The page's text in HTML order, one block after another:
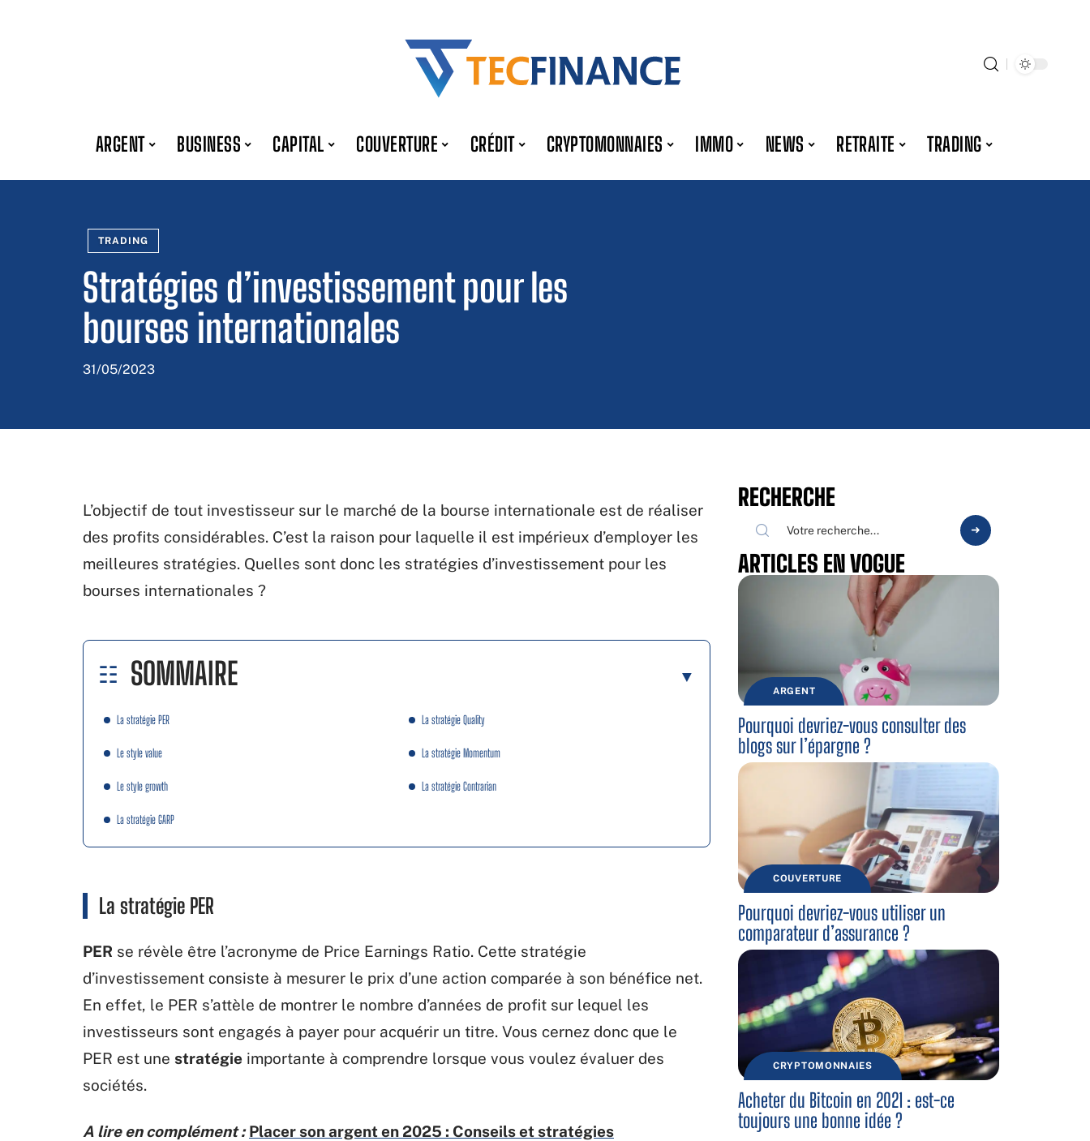
ARGENT BUSINESS CAPITAL COUVERTURE CRÉDIT CRYPTOMONNAIES IMMO NEWS RETRAITE TRADING
TRADING
Stratégies d’investissement pour les
bourses internationales
31/05/2023
L’objectif de tout investisseur sur le marché de la bourse internationale est de réaliser
des profits considérables. C’est la raison pour laquelle il est impérieux d’employer les
meilleures stratégies. Quelles sont donc les stratégies d’investissement pour les
bourses internationales ?
SOMMAIRE
La stratégie PER
Le style value
Le style growth
La stratégie GARP
La stratégie Quality
La stratégie Momentum
La stratégie Contrarian
La stratégie PER
PER se révèle être l’acronyme de Price Earnings Ratio. Cette stratégie
d’investissement consiste à mesurer le prix d’une action comparée à son bénéfice net.
En effet, le PER s’attèle de montrer le nombre d’années de profit sur lequel les
investisseurs sont engagés à payer pour acquérir un titre. Vous cernez donc que le
PER est une stratégie importante à comprendre lorsque vous voulez évaluer des
sociétés.
A lire en complément : Placer son argent en 2025 : Conseils et stratégies
RECHERCHE
ARTICLES EN VOGUE
ARGENT
Pourquoi devriez-vous consulter des
blogs sur l’épargne ?
COUVERTURE
Pourquoi devriez-vous utiliser un
comparateur d’assurance ?
CRYPTOMONNAIES
Acheter du Bitcoin en 2021 : est-ce
toujours une bonne idée ?